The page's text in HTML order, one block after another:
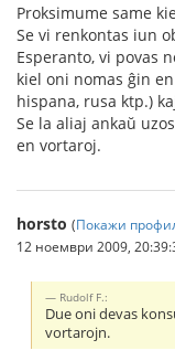
Proksimume same
Se vi renkontas iun
Esperanto, vi povas
kiel oni nomas ĝin
hispana, rusa ktp.)
Se la aliaj ankaŭ
en vortaroj.
horsto (Покажи
12 ноември 2009,
Rudolf F.:
Due oni devas
vortarojn.